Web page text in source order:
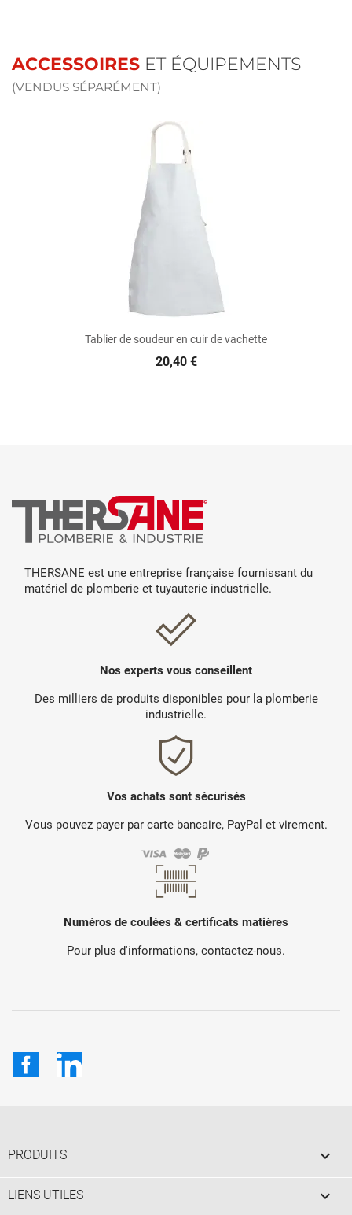
ACCESSOIRES ET ÉQUIPEMENTS
(VENDUS SÉPARÉMENT)
Tablier de soudeur en cuir de vachette
20,40 €
THERSANE est une entreprise française fournissant du
matériel de plomberie et tuyauterie industrielle.
Nos experts vous conseillent
Des milliers de produits disponibles pour la plomberie
industrielle.
Vos achats sont sécurisés
Vous pouvez payer par carte bancaire, PayPal et virement.
Numéros de coulées & certificats matières
Pour plus d'informations, contactez-nous.
FacebookLinkedIn
PRODUITS 
LIENS UTILES 